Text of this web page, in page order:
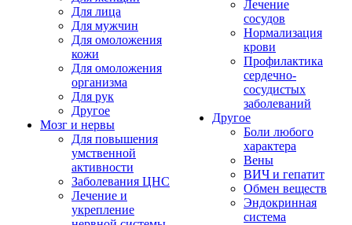
Для лица
Для мужчин
Для омоложения
кожи
Для омоложения
организма
Для рук
Другое
Мозг и нервы
Для повышения
умственной
активности
Заболевания ЦНС
Лечение и
укрепление
Лечение
сосудов
Нормализация
крови
Профилактика
сердечно-
сосудистых
заболеваний
Другое
Боли любого
характера
Вены
ВИЧ и гепатит
Обмен веществ
Эндокринная
система